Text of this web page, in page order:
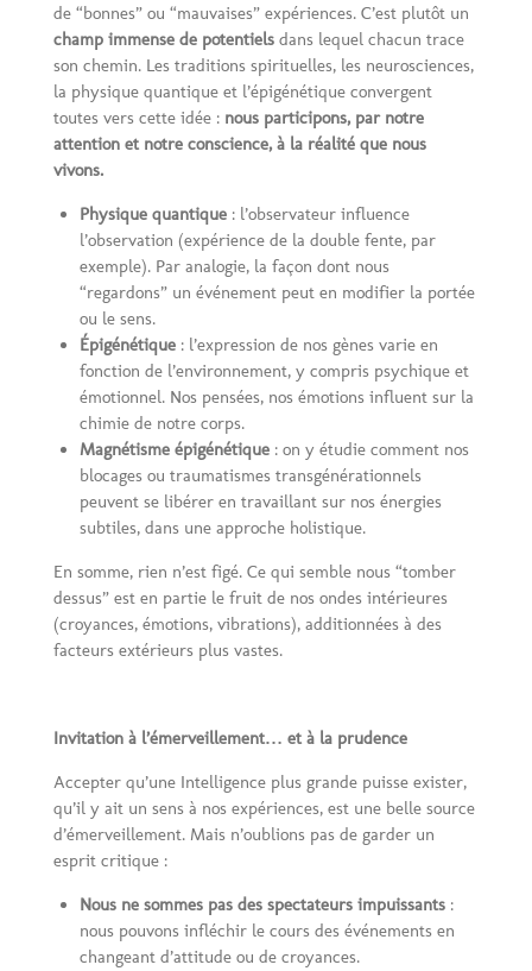
de “bonnes” ou “mauvaises” expériences. C’est plutôt un
champ immense de potentielsdans lequel chacun trace
son chemin. Les traditions spirituelles, les neurosciences,
la physique quantique et l’épigénétique convergent
toutes vers cette idée : nous participons, par notre
attention et notre conscience, à la réalité que nous
vivons.
Physique quantique : l’observateur influence
l’observation (expérience de la double fente, par
exemple). Par analogie, la façon dont nous
“regardons” un événement peut en modifier la portée
ou le sens.
Épigénétique : l’expression de nos gènes varie en
fonction de l’environnement, y compris psychique et
émotionnel. Nos pensées, nos émotions influent sur la
chimie de notre corps.
Magnétisme épigénétique : on y étudie comment nos
blocages ou traumatismes transgénérationnels
peuvent se libérer en travaillant sur nos énergies
subtiles, dans une approche holistique.
En somme, rien n’est figé. Ce qui semble nous “tomber
dessus” est en partie le fruit de nos ondes intérieures
(croyances, émotions, vibrations), additionnées à des
facteurs extérieurs plus vastes.
Invitation à l’émerveillement… et à la prudence
Accepter qu’une Intelligence plus grande puisse exister,
qu’il y ait un sens à nos expériences, est une belle source
d’émerveillement. Mais n’oublions pas de garder un
esprit critique :
Nous ne sommes pas des spectateurs impuissants :
nous pouvons infléchir le cours des événements en
changeant d’attitude ou de croyances.